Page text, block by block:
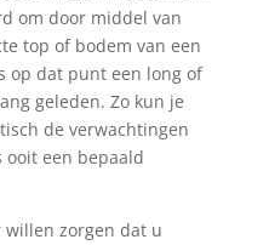
om door middel van
top of bodem van een
op dat punt een long of
geleden. Zo kun je
de verwachtingen
ooit een bepaald
willen zorgen dat u